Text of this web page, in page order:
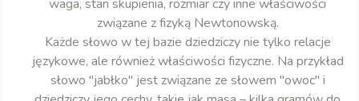
waga, stan skupienia, rozmiar czy inne właściwości
związane z fizyką Newtonowską.
Każde słowo w tej bazie dziedziczy nie tylko relacje
językowe, ale również właściwości fizyczne. Na przykład
słowo "jabłko" jest związane ze słowem "owoc" i